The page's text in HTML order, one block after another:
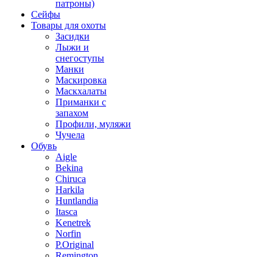
патроны)
Сейфы
Товары для охоты
Засидки
Лыжи и
снегоступы
Манки
Маскировка
Маскхалаты
Приманки с
запахом
Профили, муляжи
Чучела
Обувь
Aigle
Bekina
Chiruсa
Harkila
Huntlandia
Itasca
Kenetrek
Norfin
P.Original